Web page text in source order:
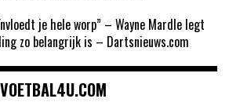
je hele worp” – Wayne Mardle legt
zo belangrijk is – Dartsnieuws.com
VOETBAL4U.COM